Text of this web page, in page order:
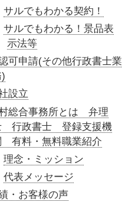
サルでもわかる契約！
サルでもわかる！景品表
示法等
可申請(その他行政書士業
設立
総合事務所とは 弁理
行政書士 登録支援機
有料・無料職業紹介
理念・ミッション
代表メッセージ
・お客様の声